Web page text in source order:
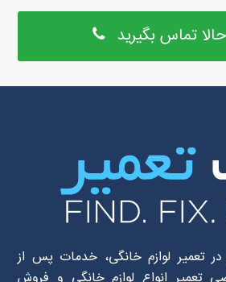
تماس بگیرید
تعمیر لوازم خانگی، خدمات پس از